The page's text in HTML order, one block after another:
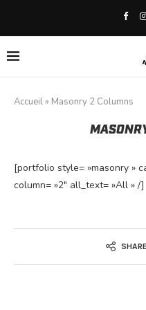
Accueil » Masonry 2 Columns
[portfolio style= »masonry »
column= »2″ all_text= »All » /]
SHARE